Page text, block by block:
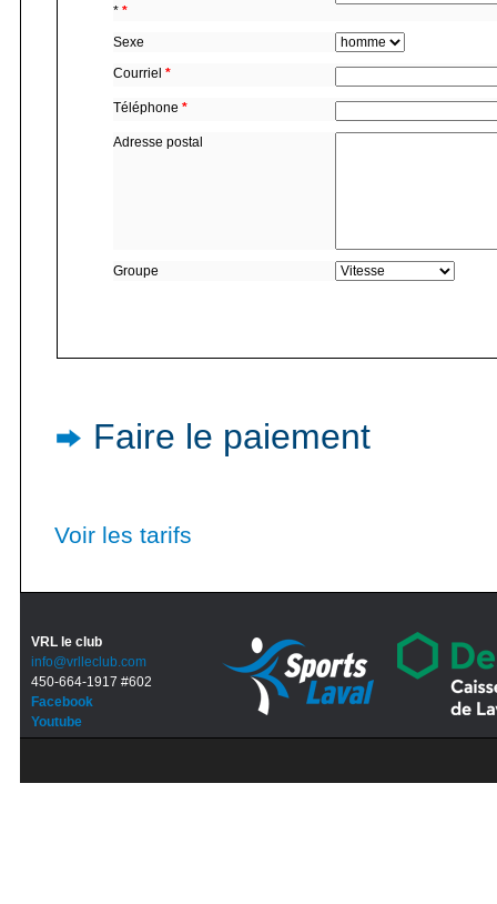
* *
Sexe
Courriel *
Téléphone *
Adresse postal
Groupe
Faire le paiement
Voir les tarifs
VRL le club
info@vrlleclub.com
450-664-1917 #602
Facebook
Youtube